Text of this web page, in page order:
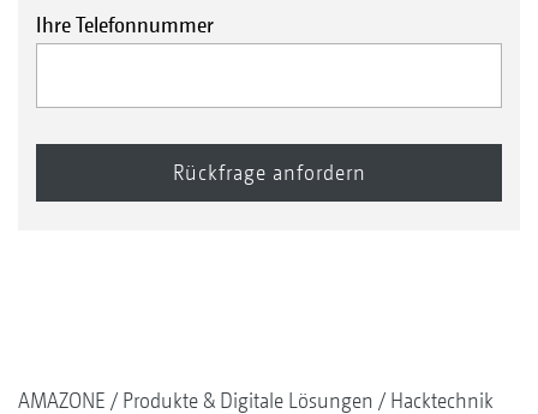
Ihre Telefonnummer
AMAZONE Produkte & Digitale Lösungen Hacktechnik